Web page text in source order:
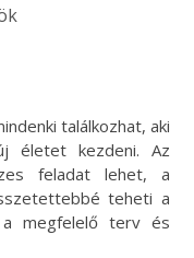
találkozhat, aki
életet kezdeni. Az
feladat lehet, a
teheti a
a megfelelő terv és